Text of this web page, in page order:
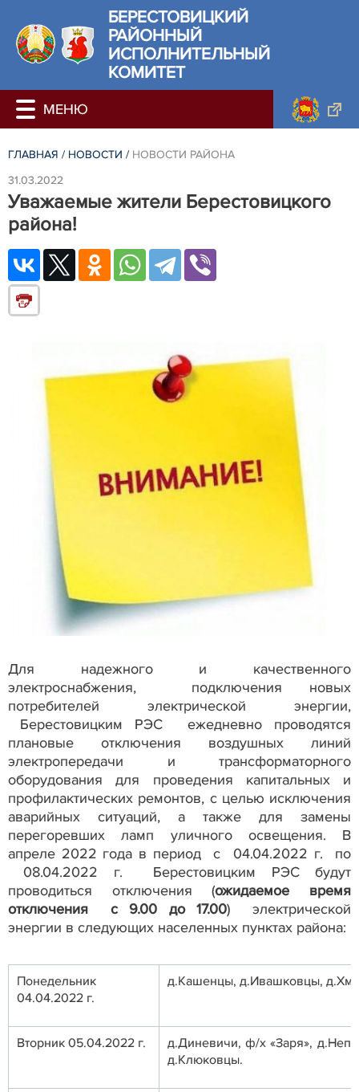
БЕРЕСТОВИЦКИЙ
РАЙОННЫЙ
ИСПОЛНИТЕЛЬНЫЙ
КОМИТЕТ
ГЛАВНАЯ / НОВОСТИ / НОВОСТИ РАЙОНА
31.03.2022
Уважаемые жители Берестовицкого
района!
Для надежного и качественного
электроснабжения, подключения новых
потребителей электрической энергии,
Берестовицким РЭС ежедневно проводятся
плановые отключения воздушных линий
электропередачи и трансформаторного
оборудования для проведения капитальных и
профилактических ремонтов, с целью исключения
аварийных ситуаций, а также для замены
перегоревших ламп уличного освещения. В
апреле 2022 года в период с 04.04.2022 г. по
08.04.2022 г. Берестовицким РЭС будут
проводиться отключения (ожидаемое время
отключения с 9.00 до 17.00) электрической
энергии в следующих населенных пунктах района:
Понедельник
04.04.2022 г.
д.Кашенцы, д.Ивашковцы,
Вторник 05.04.2022 г.
д.Диневичи, ф/х «Заря»,
д.Клюковцы.